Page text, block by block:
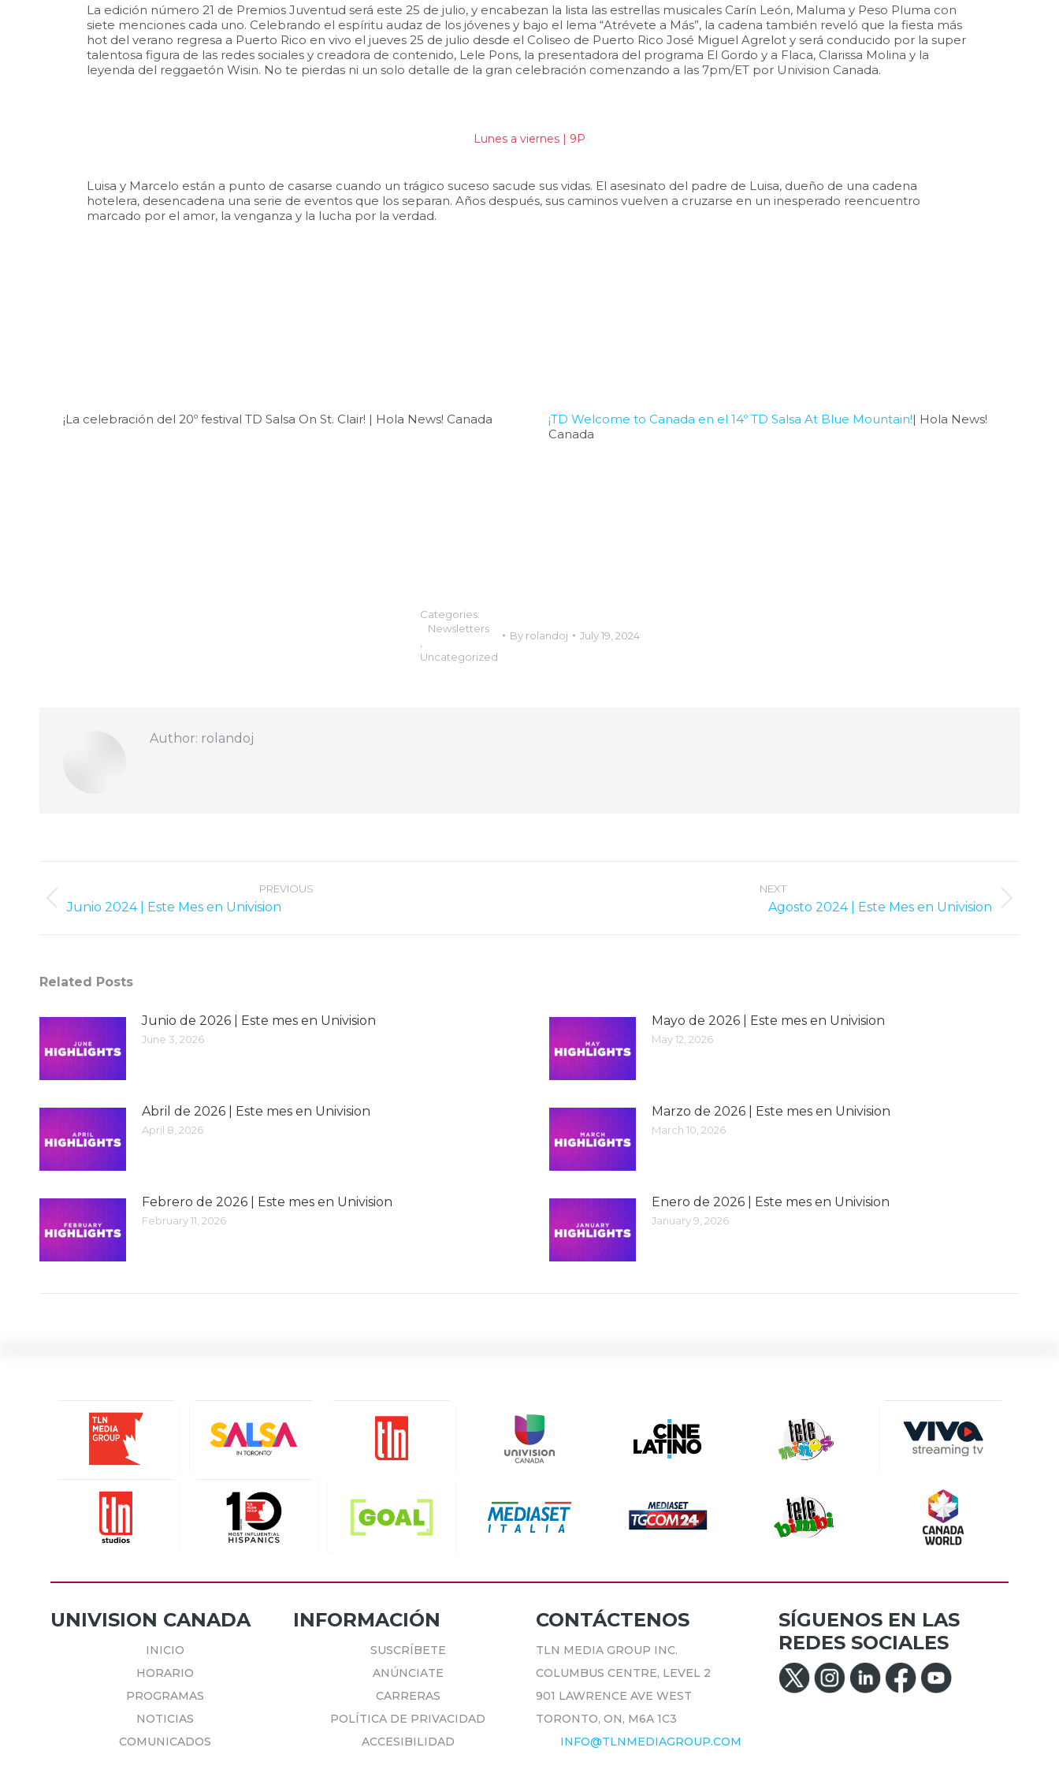
La edición número 21 de Premios Juventud será este 25 de julio, y encabezan la lista las estrellas musicales Carín León, Maluma y Peso Pluma con
siete menciones cada uno. Celebrando el espíritu audaz de los jóvenes y bajo el lema “Atrévete a Más”, la cadena también reveló que la fiesta más
hot del verano regresa a Puerto Rico en vivo el jueves 25 de julio desde el Coliseo de Puerto Rico José Miguel Agrelot y será conducido por la super
talentosa figura de las redes sociales y creadora de contenido, Lele Pons, la presentadora del programa El Gordo y a Flaca, Clarissa Molina y la
leyenda del reggaetón Wisin. No te pierdas ni un solo detalle de la gran celebración comenzando a las 7pm/ET por Univision Canada.
Lunes a viernes | 9P
Luisa y Marcelo están a punto de casarse cuando un trágico suceso sacude sus vidas. El asesinato del padre de Luisa, dueño de una cadena
hotelera, desencadena una serie de eventos que los separan. Años después, sus caminos vuelven a cruzarse en un inesperado reencuentro
marcado por el amor, la venganza y la lucha por la verdad.
¡La celebración del 20º festival TD Salsa On St. Clair! | Hola News! Canada ¡TD Welcome to Canada en el 14º TD Salsa At Blue Mountain!| Hola News!
Canada
Categories:
Newsletters
Uncategorized
By rolandoj July 19, 2024
Author: rolandoj
PREVIOUS
Junio 2024 | Este Mes en Univision
NEXT
Next
Agosto 2024 | Este Mes en Univision
Related Posts
Junio ​​de 2026 | Este mes en Univision
June 3, 2026
Mayo de 2026 | Este mes en Univision
May 12, 2026
Abril de 2026 | Este mes en Univision
April 8, 2026
Marzo de 2026 | Este mes en Univision
March 10, 2026
Febrero de 2026 | Este mes en Univision
February 11, 2026
Enero de 2026 | Este mes en Univision
January 9, 2026
UNIVISION CANADA
INICIO
HORARIO
PROGRAMAS
NOTICIAS
COMUNICADOS
INFORMACIÓN
SUSCRÍBETE
ANÚNCIATE
CARRERAS
POLÍTICA DE PRIVACIDAD
ACCESIBILIDAD
CONTÁCTENOS
TLN MEDIA GROUP INC.
COLUMBUS CENTRE, LEVEL 2
901 LAWRENCE AVE WEST
TORONTO, ON, M6A 1C3
INFO@TLNMEDIAGROUP.COM
SÍGUENOS EN LAS
REDES SOCIALES